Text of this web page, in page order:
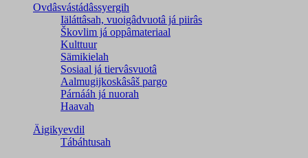
Ovdâsvástádâssyergih
Iäláttâsah, vuoigâdvuotâ já piirâs
Škovlim já oppâmateriaal
Kulttuur
Sämikielah
Sosiaal já tiervâsvuotâ
Aalmugijkoskâsâš pargo
Párnááh já nuorah
Haavah
Äigikyevdil
Tábáhtusah